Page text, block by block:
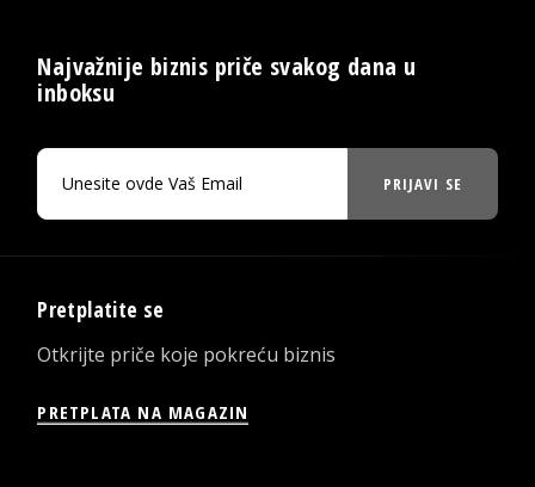
Najvažnije biznis priče svakog dana u
inboksu
PRIJAVI SE
Pretplatite se
Otkrijte priče koje pokreću biznis
PRETPLATA NA MAGAZIN